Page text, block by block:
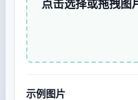
点击选择或拖拽图
示例图片